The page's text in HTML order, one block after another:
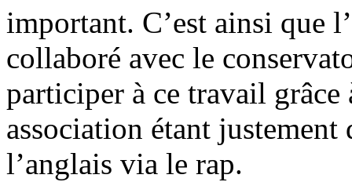
important. C’est ainsi que
collaboré avec le
participer à ce travail
association étant justement
l’anglais via le rap.